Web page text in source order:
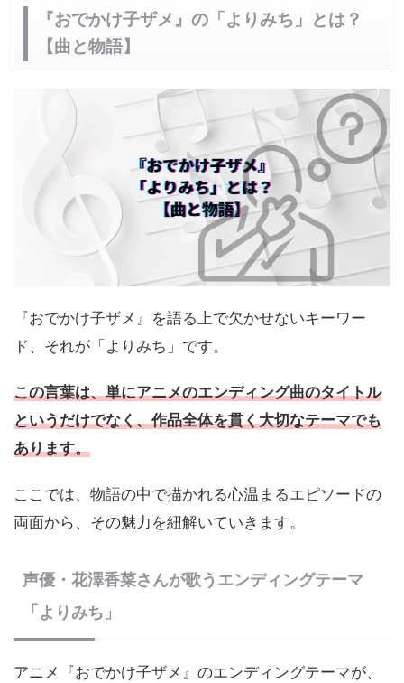
『おでかけ子ザメ』の「よりみち」とは？
【曲と物語】
『おでかけ子ザメ』を語る上で欠かせないキーワー
ド、それが「よりみち」です。
この言葉は、単にアニメのエンディング曲のタイトル
というだけでなく、作品全体を貫く大切なテーマでも
あります。
ここでは、物語の中で描かれる心温まるエピソードの
両面から、その魅力を紐解いていきます。
声優・花澤香菜さんが歌うエンディングテーマ
「よりみち」
アニメ『おでかけ子ザメ』のエンディングテーマが、